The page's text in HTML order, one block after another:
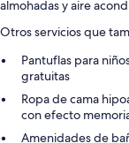
almohadas y aire
Otros servicios que
Pantuflas para
gratuitas
Ropa de cama
con efecto
Amenidades de